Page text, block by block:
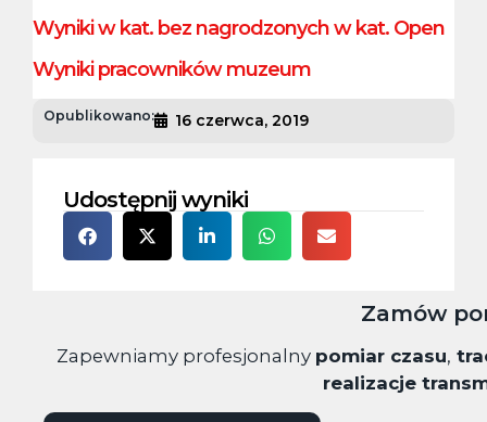
Wyniki w kat. bez nagrodzonych w kat. Open
Wyniki pracowników muzeum
Opublikowano: 16 czerwca, 2019
Udostępnij wyniki
Zamów
Zapewniamy profesjonalny pomiar czasu,
realizacje